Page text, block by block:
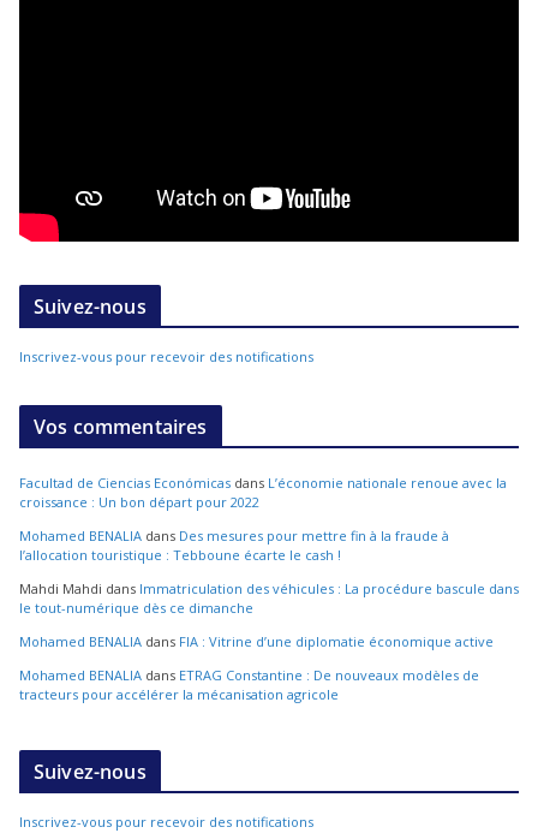
Suivez-nous
Inscrivez-vous pour recevoir des notifications
Vos commentaires
Facultad de Ciencias Económicas dans L’économie nationale renoue avec la
croissance : Un bon départ pour 2022
Mohamed BENALIA dans Des mesures pour mettre fin à la fraude à
l’allocation touristique : Tebboune écarte le cash !
Mahdi Mahdi dans Immatriculation des véhicules : La procédure bascule dans
le tout-numérique dès ce dimanche
Mohamed BENALIA dans FIA : Vitrine d’une diplomatie économique active
Mohamed BENALIA dans ETRAG Constantine : De nouveaux modèles de
tracteurs pour accélérer la mécanisation agricole
Suivez-nous
Inscrivez-vous pour recevoir des notifications